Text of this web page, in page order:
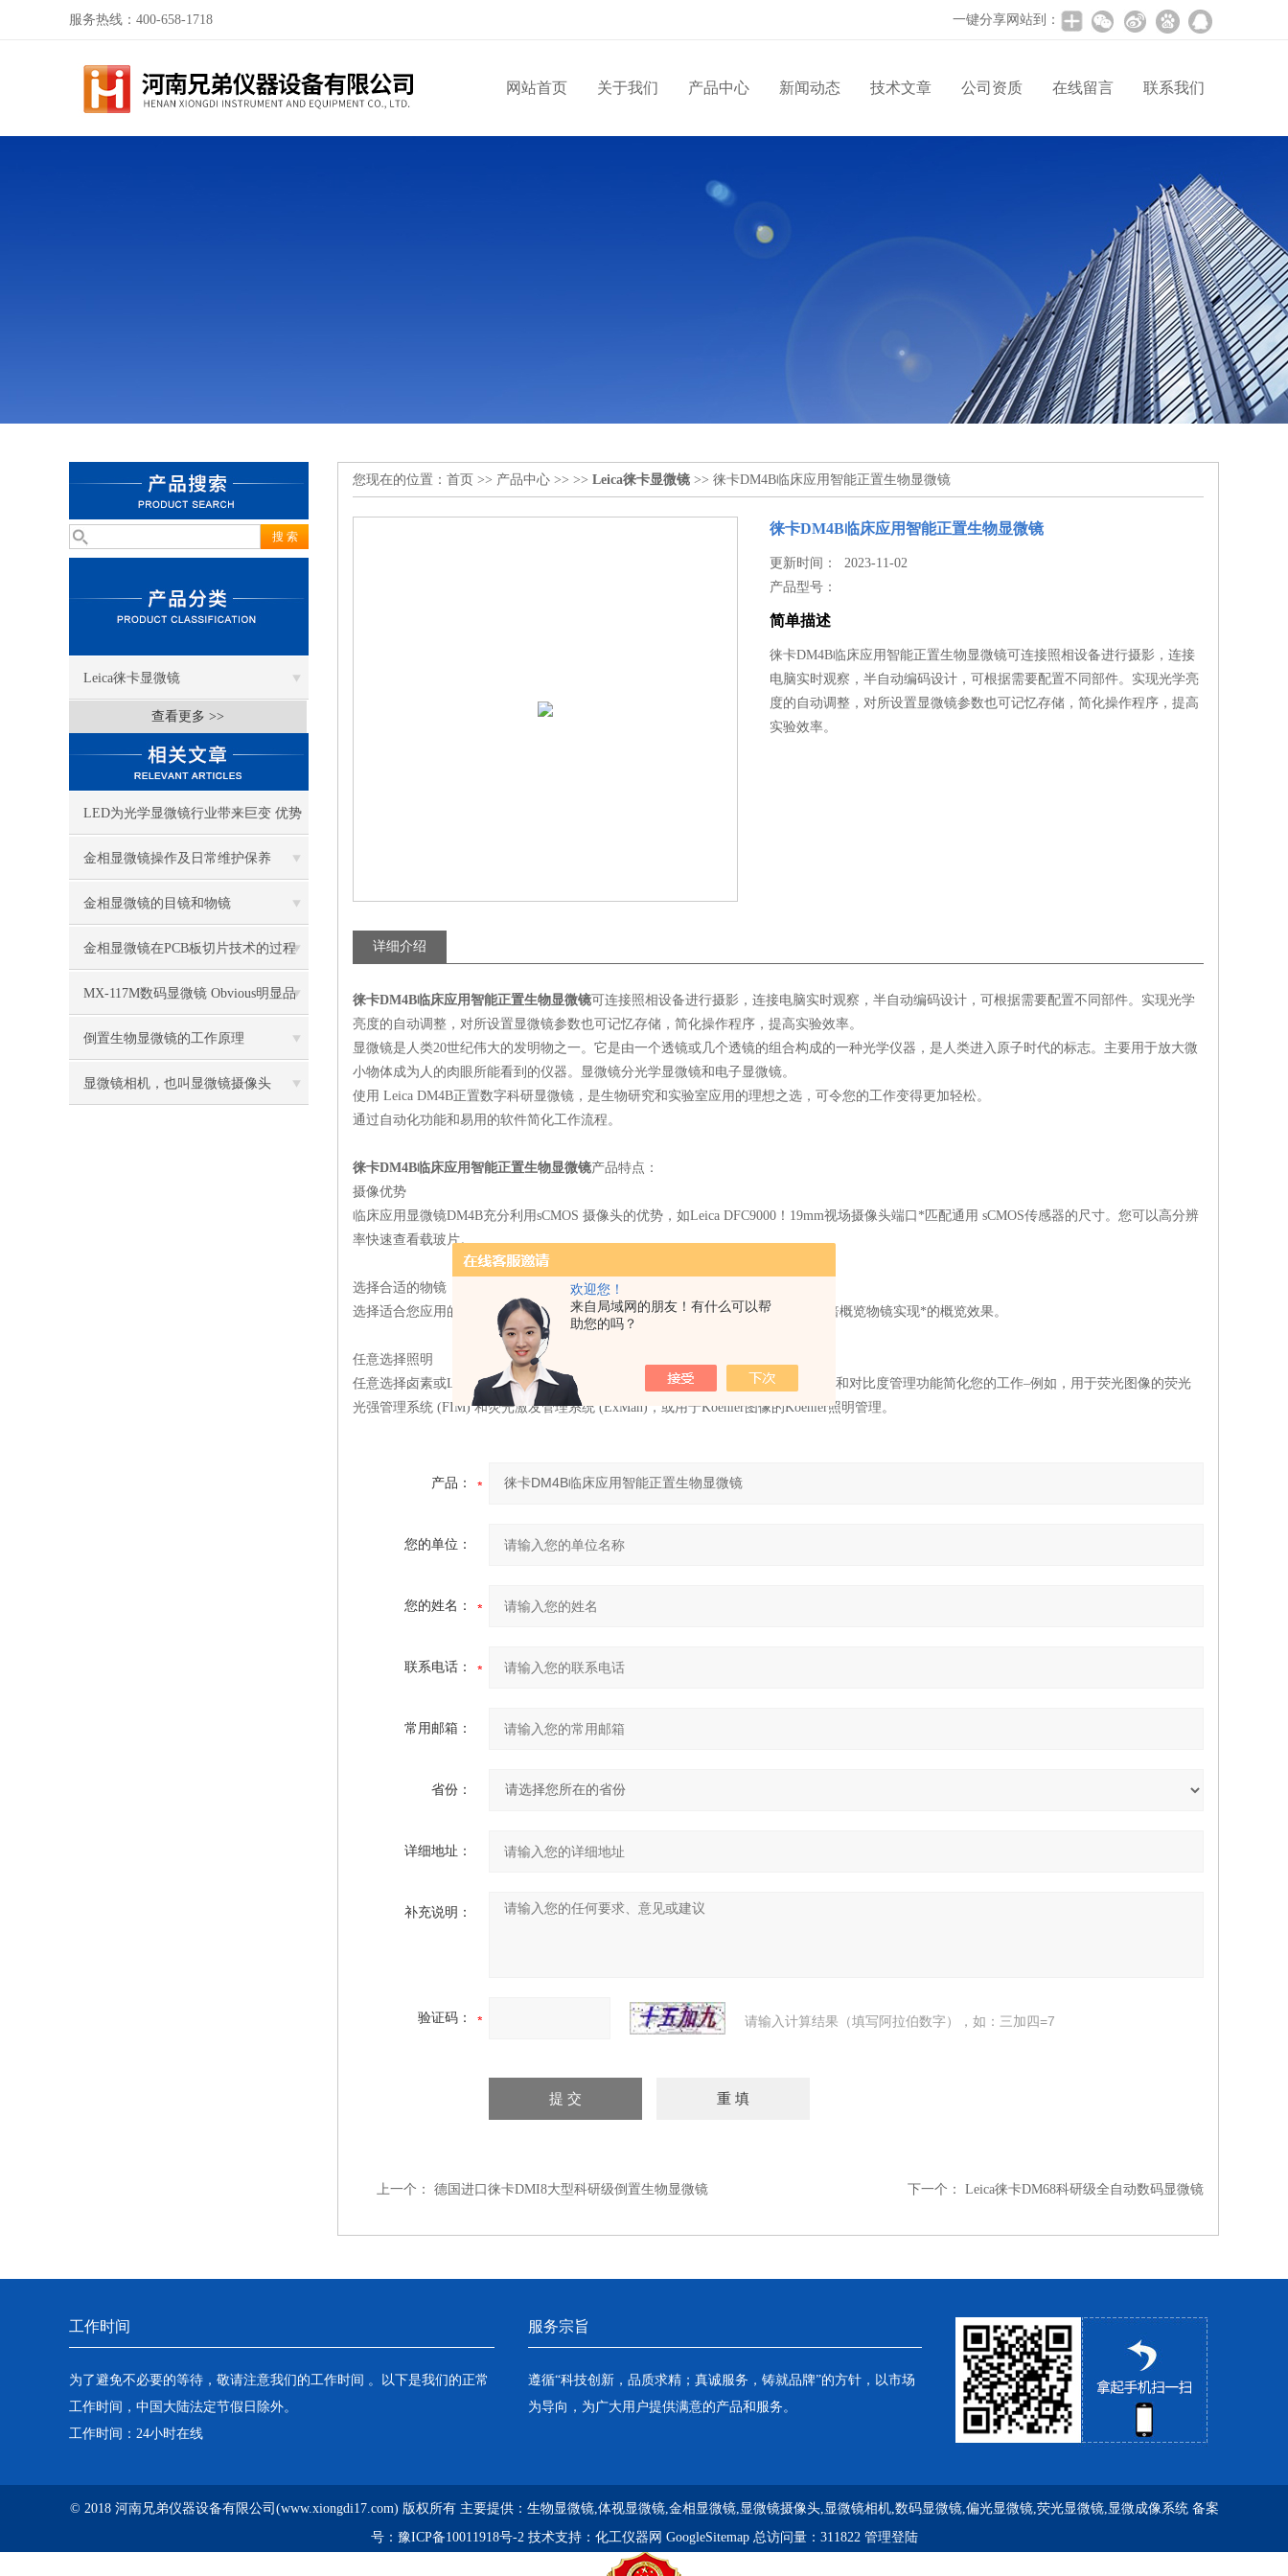
欢迎您！
来自局域网的朋友！有什么可以帮
助您的吗？
服务热线：400-658-1718 一键分享网站到：
网站首页 关于我们 产品中心 新闻动态 技术文章 公司资质 在线留言 联系我们
Leica徕卡显微镜
查看更多 >>
LED为光学显微镜行业带来巨变 优势
比传统卤素更明显
金相显微镜操作及日常维护保养
金相显微镜的目镜和物镜
金相显微镜在PCB板切片技术的过程
控制中的作用
MX-117M数码显微镜 Obvious明显品
牌值得推荐
倒置生物显微镜的工作原理
显微镜相机，也叫显微镜摄像头
您现在的位置： 首页 >> 产品中心 >> >> Leica徕卡显微镜 >> 徕卡DM4B临床应用智能正置生物显微镜
徕卡DM4B临床应用智能正置生物显微镜
更新时间： 2023-11-02
产品型号：
简单描述
徕卡DM4B临床应用智能正置生物显微镜可连接照相设备进行摄影，连接
电脑实时观察，半自动编码设计，可根据需要配置不同部件。实现光学亮
度的自动调整，对所设置显微镜参数也可记忆存储，简化操作程序，提高
实验效率。
详细介绍
徕卡DM4B临床应用智能正置生物显微镜可连接照相设备进行摄影，连接电脑实时观察，半自动编码设计，可根据需要配置不同部件。实现光学
亮度的自动调整，对所设置显微镜参数也可记忆存储，简化操作程序，提高实验效率。
显微镜是人类20世纪伟大的发明物之一。它是由一个透镜或几个透镜的组合构成的一种光学仪器，是人类进入原子时代的标志。主要用于放大微
小物体成为人的肉眼所能看到的仪器。显微镜分光学显微镜和电子显微镜。
使用 Leica DM4B正置数字科研显微镜，是生物研究和实验室应用的理想之选，可令您的工作变得更加轻松。
通过自动化功能和易用的软件简化工作流程。
徕卡DM4B临床应用智能正置生物显微镜产品特点：
摄像优势
临床应用显微镜DM4B充分利用sCMOS 摄像头的优势，如Leica DFC9000 ！ 19mm视场摄像头端口*匹配通用 sCMOS传感器的尺寸。您可以高分辨
率快速查看载玻片。
选择合适的物镜
选择适合您应用的物镜–有 300多种的光学器件可供选择。仅举一例：使用*的 倍概览物镜实现*的概览效果。
任意选择照明
任意选择卤素或LED
照明，轻松摄取画质达到出版要求的图像，使用照明（光强）和对比度管理功能简化您的工作–例如，用于荧光图像的荧光
光强管理系统 (FIM)和荧光激发管理系统 (ExMan) ，或用于Koehler图像的Koehler照明管理。
产品：
您的单位：
您的姓名：
联系电话：
常用邮箱：
省份：
详细地址：
补充说明：
验证码： 请输入计算结果（填写阿拉伯数字），如：三加四=7
上一个： 德国进口徕卡DMI8大型科研级倒置生物显微镜 下一个： Leica徕卡DM68科研级全自动数码显微镜
工作时间
为了避免不必要的等待，敬请注意我们的工作时间 。以下是我们的正常
工作时间，中国大陆法定节假日除外。
工作时间：24小时在线
服务宗旨
遵循“科技创新，品质求精；真诚服务，铸就品牌”的方针，以市场
为导向，为广大用户提供满意的产品和服务。
© 2018 河南兄弟仪器设备有限公司(www.xiongdi17.com) 版权所有 主要提供： 生物显微镜,体视显微镜,金相显微镜,显微镜摄像头,显微镜相机,数码显微镜,偏光显微镜,荧光显微镜,显微成像系统备案
号： 豫ICP备10011918号-2技术支持： 化工仪器网 GoogleSitemap总访问量：311822 管理登陆